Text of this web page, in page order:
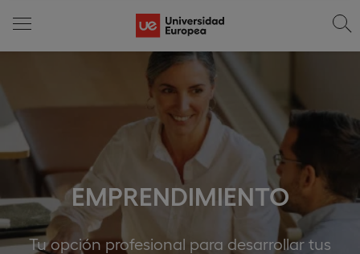
EMPRENDIMIENTO
Tu opción profesional para desarrollar tus